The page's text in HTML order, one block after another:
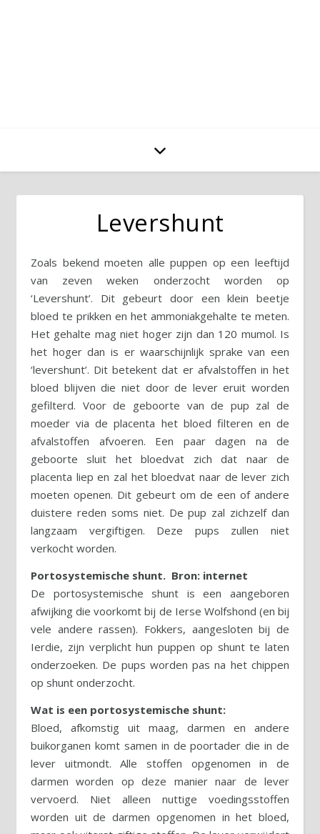
Levershunt
Zoals bekend moeten alle puppen op een leeftijd
van zeven weken onderzocht worden op
‘Levershunt’. Dit gebeurt door een klein beetje
bloed te prikken en het ammoniakgehalte te meten.
Het gehalte mag niet hoger zijn dan 120 mumol. Is
het hoger dan is er waarschijnlijk sprake van een
‘levershunt’. Dit betekent dat er afvalstoffen in het
bloed blijven die niet door de lever eruit worden
gefilterd. Voor de geboorte van de pup zal de
moeder via de placenta het bloed filteren en de
afvalstoffen afvoeren. Een paar dagen na de
geboorte sluit het bloedvat zich dat naar de
placenta liep en zal het bloedvat naar de lever zich
moeten openen. Dit gebeurt om de een of andere
duistere reden soms niet. De pup zal zichzelf dan
langzaam vergiftigen. Deze pups zullen niet
verkocht worden.
Portosystemische shunt. Bron: internet
De portosystemische shunt is een aangeboren
afwijking die voorkomt bij de Ierse Wolfshond (en bij
vele andere rassen). Fokkers, aangesloten bij de
Ierdie, zijn verplicht hun puppen op shunt te laten
onderzoeken. De pups worden pas na het chippen
op shunt onderzocht.
Wat is een portosystemische shunt:
Bloed, afkomstig uit maag, darmen en andere
buikorganen komt samen in de poortader die in de
lever uitmondt. Alle stoffen opgenomen in de
darmen worden op deze manier naar de lever
vervoerd. Niet alleen nuttige voedingsstoffen
worden uit de darmen opgenomen in het bloed,